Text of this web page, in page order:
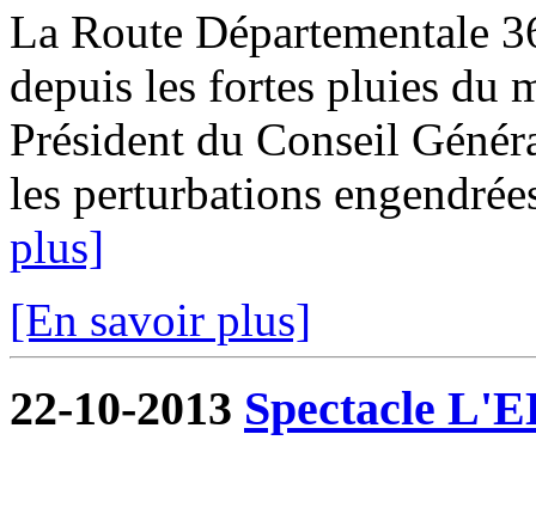
La Route Départementale
depuis les fortes pluies du
Président du Conseil
les perturbations
plus]
[En savoir plus]
22-10-2013 Spectacle